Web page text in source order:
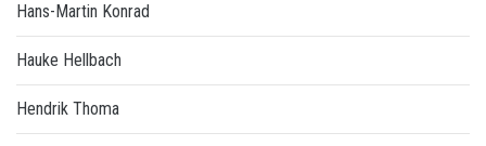
Hans-Martin Konrad
Hauke Hellbach
Hendrik Thoma